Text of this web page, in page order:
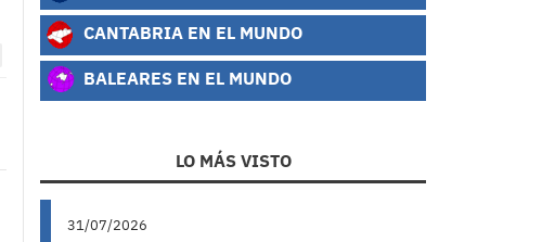
CANTABRIA EN EL MUNDO
BALEARES EN EL MUNDO
LO MÁS VISTO
31/07/2026